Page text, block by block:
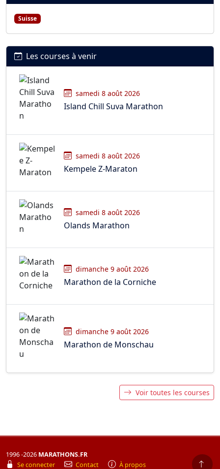
Suisse
Les courses à venir
samedi 8 août 2026
Island Chill Suva Marathon
samedi 8 août 2026
Kempele Z-Maraton
samedi 8 août 2026
Olands Marathon
dimanche 9 août 2026
Marathon de la Corniche
dimanche 9 août 2026
Marathon de Monschau
Voir toutes les courses
1996 -2026 MARATHONS.FR
Se connecter
Contact À propos